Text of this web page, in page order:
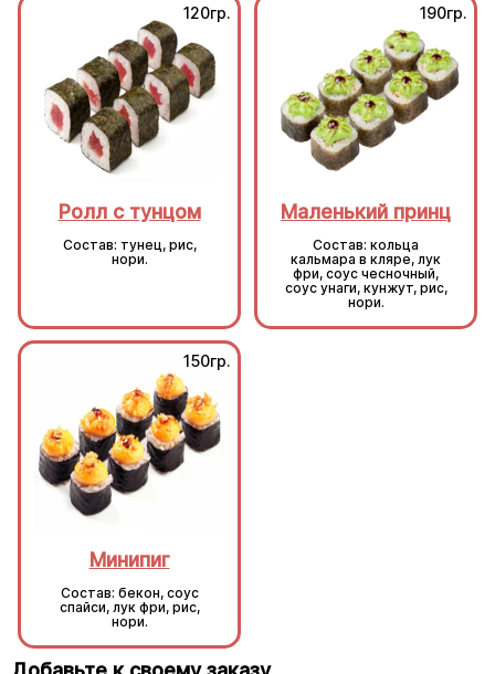
120гр.
Ролл с тунцом
Состав: тунец, рис,
нори.
190гр.
Маленький принц
Состав: кольца
кальмара в кляре, лук
фри, соус чесночный,
соус унаги, кунжут, рис,
нори.
150гр.
Минипиг
Состав: бекон, соус
спайси, лук фри, рис,
нори.